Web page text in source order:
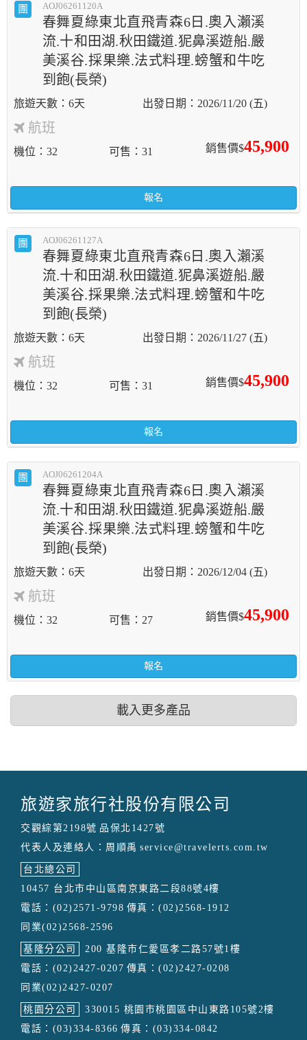
團 AOJ06261120A
春舞夏綠東北直飛青森6日.奧入瀨溪
流.十和田湖.秋田鐵道.狔鼻溪遊船.嚴
美溪谷.採果樂.法式料理.螃蟹和牛吃
到飽(長榮)
6天 2026/11/20 (五)
航班
銷售價$45,900
機位 32 可售 31
報名
團 AOJ06261127A
春舞夏綠東北直飛青森6日.奧入瀨溪
流.十和田湖.秋田鐵道.狔鼻溪遊船.嚴
美溪谷.採果樂.法式料理.螃蟹和牛吃
到飽(長榮)
6天 2026/11/27 (五)
航班
銷售價$45,900
機位 32 可售 31
報名
團 AOJ06261204A
春舞夏綠東北直飛青森6日.奧入瀨溪
流.十和田湖.秋田鐵道.狔鼻溪遊船.嚴
美溪谷.採果樂.法式料理.螃蟹和牛吃
到飽(長榮)
6天 2026/12/04 (五)
航班
銷售價$45,900
機位 32 可售 27
報名
載入更多產品
旅遊家旅行社股份有限公司
交觀綜第2198號 品保北1427號
代表人及連絡人：周順禹 service@travelerts.com.tw
台北總公司
10457 台北市中山區南京東路二段88號4樓
電話：(02)2571-9798 傳真：(02)2568-1912
同業(02)2568-2596
基隆分公司
200 基隆市仁愛區孝二路57號1樓
電話：(02)2427-0207 傳真：(02)2427-0208
同業(02)2427-0207
桃園分公司
330015 桃園市桃園區中山東路105號2樓
電話：(03)334-8366 傳真：(03)334-0842